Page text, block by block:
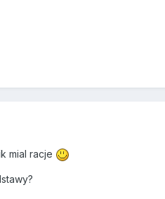
mial racje